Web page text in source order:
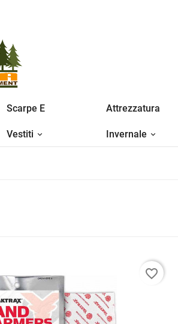
Scarpe E
Vestiti
Attrezzatura
Invernale
favorite_border